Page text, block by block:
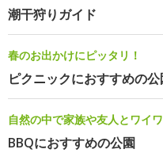
潮干狩りガイド
春のお出かけにピッタリ！
ピクニックにおすすめの
自然の中で家族や友人とワイ
BBQにおすすめの公園